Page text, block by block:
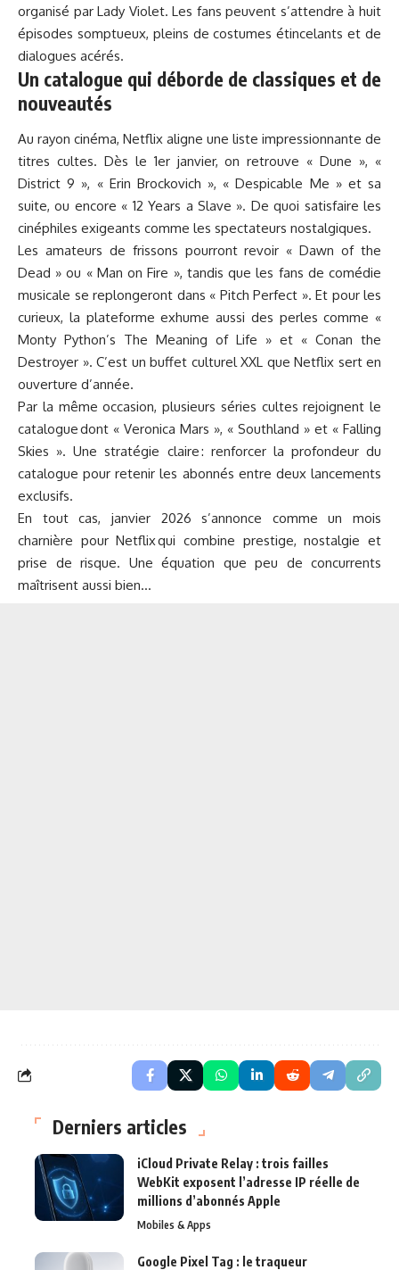
organisé par Lady Violet. Les fans peuvent s’attendre à huit
épisodes somptueux, pleins de costumes étincelants et de
dialogues acérés.
Un catalogue qui déborde de classiques et de
nouveautés
Au rayon cinéma, Netflix aligne une liste impressionnante de
titres cultes. Dès le 1er janvier, on retrouve « Dune », «
District 9 », « Erin Brockovich », « Despicable Me » et sa
suite, ou encore « 12 Years a Slave ». De quoi satisfaire les
cinéphiles exigeants comme les spectateurs nostalgiques.
Les amateurs de frissons pourront revoir « Dawn of the
Dead » ou « Man on Fire », tandis que les fans de comédie
musicale se replongeront dans « Pitch Perfect ». Et pour les
curieux, la plateforme exhume aussi des perles comme «
Monty Python’s The Meaning of Life » et « Conan the
Destroyer ». C’est un buffet culturel XXL que Netflix sert en
ouverture d’année.
Par la même occasion, plusieurs séries cultes rejoignent le
catalogue dont « Veronica Mars », « Southland » et « Falling
Skies ». Une stratégie claire : renforcer la profondeur du
catalogue pour retenir les abonnés entre deux lancements
exclusifs.
En tout cas, janvier 2026 s’annonce comme un mois
charnière pour Netflix qui combine prestige, nostalgie et
prise de risque. Une équation que peu de concurrents
maîtrisent aussi bien…
Derniers articles
iCloud Private Relay : trois failles
WebKit exposent l’adresse IP réelle de
millions d’abonnés Apple
Mobiles & Apps
Google Pixel Tag : le traqueur